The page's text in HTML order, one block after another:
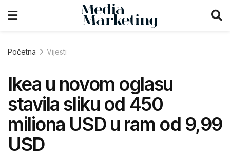
Početna Vijesti
Ikea u novom oglasu
stavila sliku od 450
miliona USD u ram od 9,99
USD